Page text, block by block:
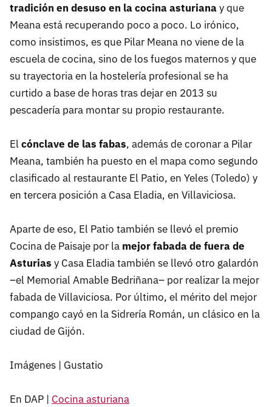
tradición en desuso en la cocina asturianay que
Meana está recuperando poco a poco. Lo irónico,
como insistimos, es que Pilar Meana no viene de la
escuela de cocina, sino de los fuegos maternos y que
su trayectoria en la hostelería profesional se ha
curtido a base de horas tras dejar en 2013 su
pescadería para montar su propio restaurante.
El cónclave de las fabas, además de coronar a Pilar
Meana, también ha puesto en el mapa como segundo
clasificado al restaurante El Patio, en Yeles (Toledo) y
en tercera posición a Casa Eladia, en Villaviciosa.
Aparte de eso, El Patio también se llevó el premio
Cocina de Paisaje por la mejor fabada de fuera de
Asturias y Casa Eladia también se llevó otro galardón
–el Memorial Amable Bedriñana– por realizar la mejor
fabada de Villaviciosa. Por último, el mérito del mejor
compango cayó en la Sidrería Román, un clásico en la
ciudad de Gijón.
Imágenes | Gustatio
En DAP | Cocina asturiana